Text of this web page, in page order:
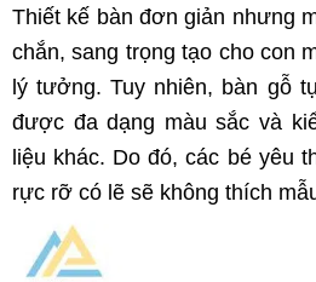
Thiết kế bàn đơn giản nhưng
chắn, sang trọng tạo cho con
lý tưởng. Tuy nhiên, bàn gỗ
được đa dạng màu sắc và
liệu khác. Do đó, các bé yêu
rực rỡ có lẽ sẽ không thích